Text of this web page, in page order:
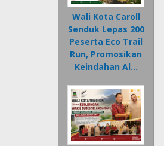
Wali Kota Caroll
Senduk Lepas 200
Peserta Eco Trail
Run, Promosikan
Keindahan Al…